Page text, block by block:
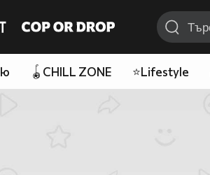
🪀CHILL ZONE ⭐Lifestyle